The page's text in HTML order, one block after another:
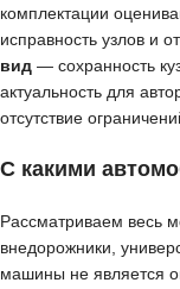
комплектации
исправность узлов и
вид — сохранность
актуальность для
отсутствие
С какими
Рассматриваем весь
внедорожники,
машины не является